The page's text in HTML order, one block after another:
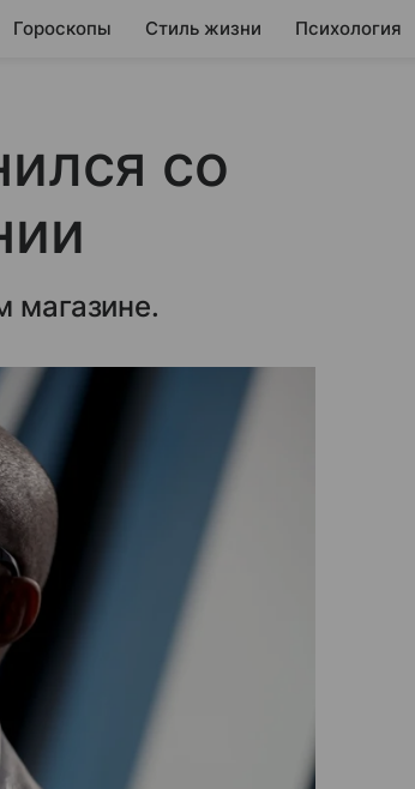
Гороскопы Стиль жизни Психология
со
магазине.